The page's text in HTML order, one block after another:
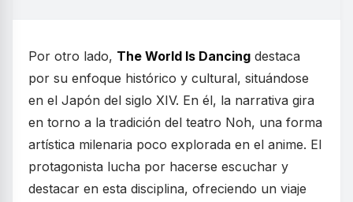
Por otro lado, The World Is Dancing destaca
por su enfoque histórico y cultural, situándose
en el Japón del siglo XIV. En él, la narrativa gira
en torno a la tradición del teatro Noh, una forma
artística milenaria poco explorada en el anime. El
protagonista lucha por hacerse escuchar y
destacar en esta disciplina, ofreciendo un viaje